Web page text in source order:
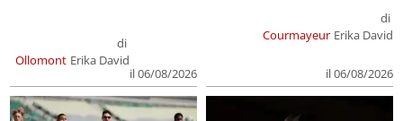
Ollomont
di
Erika David
il 06/08/2026
Courmayeur
di
Erika David
il 06/08/2026